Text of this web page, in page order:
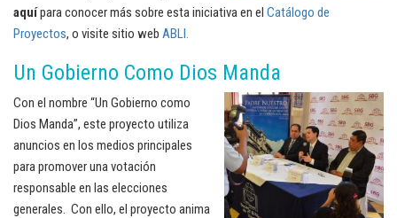
aquípara conocer más sobre esta iniciativa en el Catálogo de
Proyectos, o visite sitio web ABLI.
Un Gobierno Como Dios Manda
Con el nombre “Un Gobierno como
Dios Manda”, este proyecto utiliza
anuncios en los medios principales
para promover una votación
responsable en las elecciones
generales. Con ello, el proyecto anima